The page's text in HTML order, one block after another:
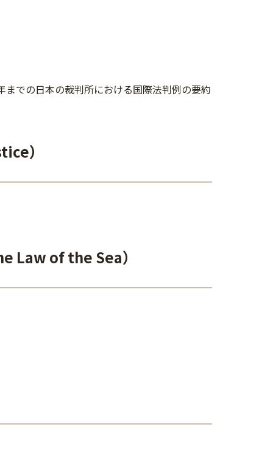
までの日本の裁判所における国際法判例の要約
）
Law of the Sea）